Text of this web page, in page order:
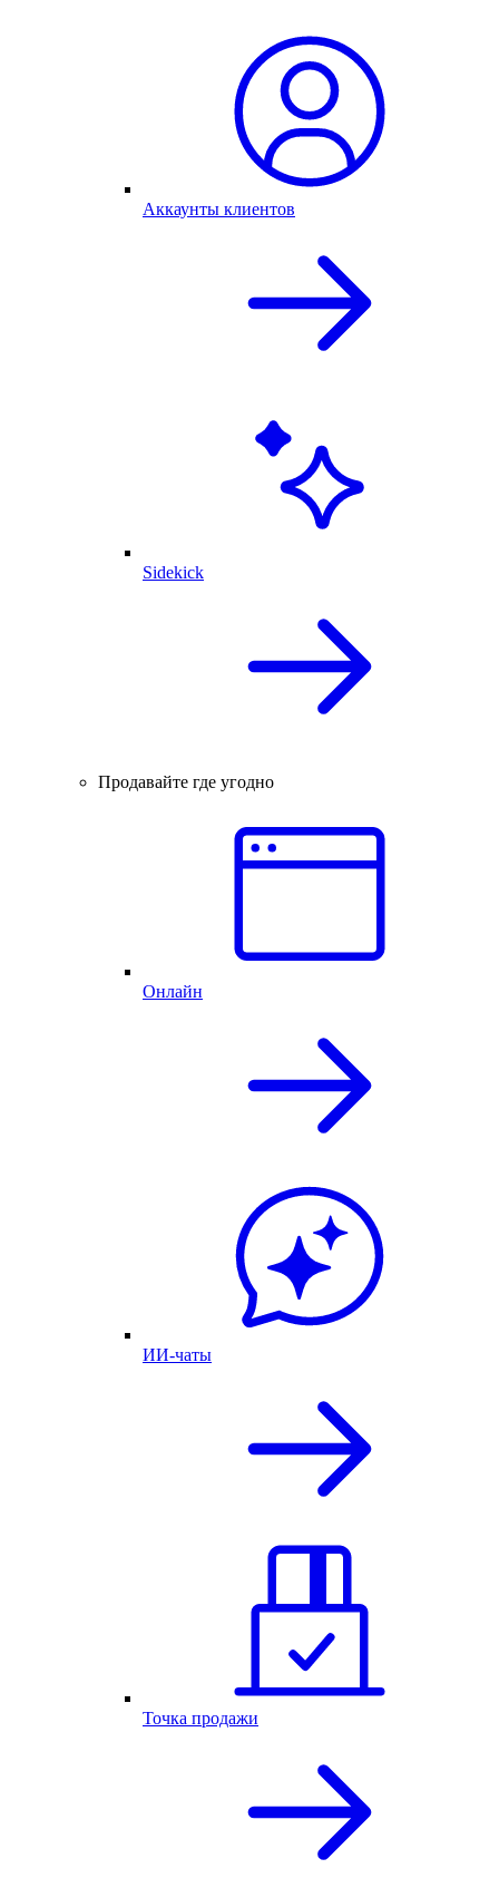
Аккаунты клиентов
Sidekick
Продавайте где угодно
Онлайн
ИИ-чаты
Точка продажи